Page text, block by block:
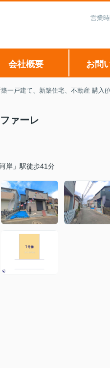
営業
会社概要 お問
一戸建て、新築住宅、不動産 購入(
ァーレ
岸」駅徒歩41分